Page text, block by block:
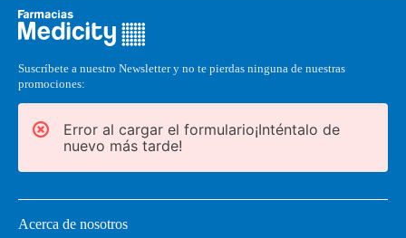
Suscríbete a nuestro Newsletter y no te pierdas ninguna de nuestras
promociones:
Error al cargar el formulario¡Inténtalo de
nuevo más tarde!
Acerca de nosotros